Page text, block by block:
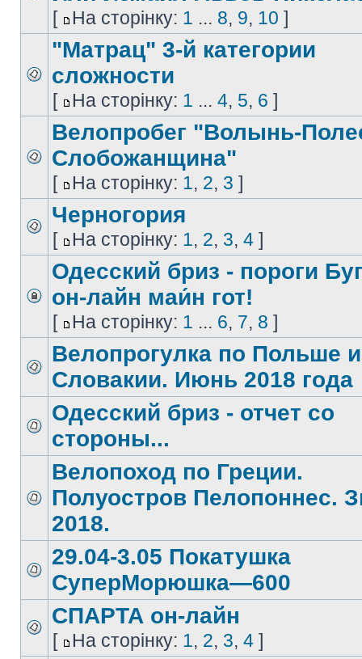
[ На сторінку: 1 ... 8, 9, 10 ]
"Матрац" 3-й категории
сложности
[ На сторінку: 1 ... 4, 5, 6 ]
Велопробег "Волынь-
Слобожанщина"
[ На сторінку: 1, 2, 3 ]
Черногория
[ На сторінку: 1, 2, 3, 4 ]
Одесский бриз - пороги
он-лайн маи́н гот!
[ На сторінку: 1 ... 6, 7, 8 ]
Велопрогулка по Польше и
Словакии. Июнь 2018 года
Одесский бриз - отчет со
стороны...
Велопоход по Греции.
Полуостров Пелопоннес.
2018.
29.04-3.05 Покатушка
СуперМорюшка—600
СПАРТА он-лайн
[ На сторінку: 1, 2, 3, 4 ]